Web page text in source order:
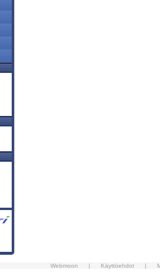
Webmoon | Käyttöehdot |